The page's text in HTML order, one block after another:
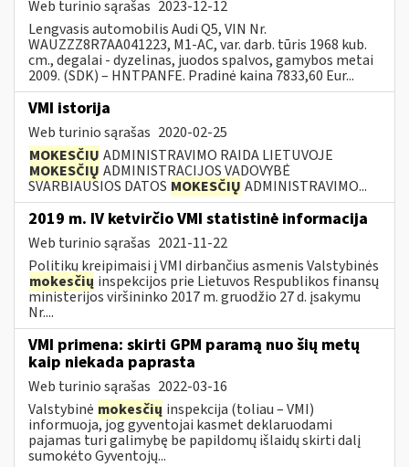
Web turinio sąrašas 2023-12-12
Lengvasis automobilis Audi Q5, VIN Nr.
WAUZZZ8R7AA041223, M1-AC, var. darb. tūris 1968 kub.
cm., degalai - dyzelinas, juodos spalvos, gamybos metai
2009. (SDK) – HNTPANFE. Pradinė kaina 7833,60 Eur...
VMI istorija
Web turinio sąrašas 2020-02-25
MOKESČIŲ ADMINISTRAVIMO RAIDA LIETUVOJE
MOKESČIŲ ADMINISTRACIJOS VADOVYBĖ
SVARBIAUSIOS DATOS MOKESČIŲ ADMINISTRAVIMO...
2019 m. IV ketvirčio VMI statistinė informacija
Web turinio sąrašas 2021-11-22
Politikų kreipimaisi į VMI dirbančius asmenis Valstybinės
mokesčių inspekcijos prie Lietuvos Respublikos finansų
ministerijos viršininko 2017 m. gruodžio 27 d. įsakymu
Nr....
VMI primena: skirti GPM paramą nuo šių metų
kaip niekada paprasta
Web turinio sąrašas 2022-03-16
Valstybinė mokesčių inspekcija (toliau – VMI)
informuoja, jog gyventojai kasmet deklaruodami
pajamas turi galimybę be papildomų išlaidų skirti dalį
sumokėto Gyventojų...